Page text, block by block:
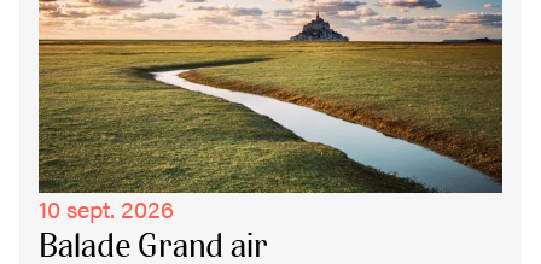
10 sept. 2026
Balade Grand air